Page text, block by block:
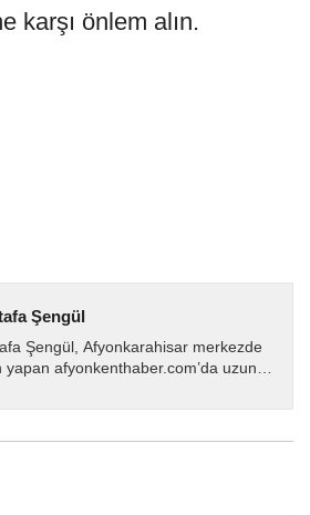
karşı önlem alın.
Şengül
Şengül, Afyonkarahisar merkezde
yapan afyonkenthaber.com’da uzun
haber akışı...